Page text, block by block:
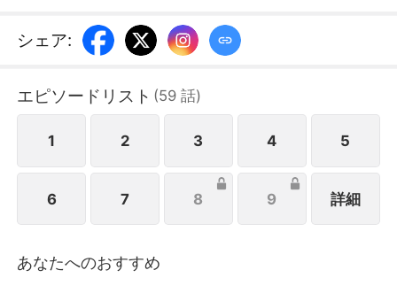
ため、優芽に契 約結婚を提案する。 こうして社長夫
人となった優芽は、佐藤家の お嬢様・冷奈に嫉妬さ
かし、優芽が困 難に直面するたびに、拓真が必ず現
れて彼女 を守ってくれる。そんな中で、二人の心の
距 離も徐々に縮まっていく――。
シェア:
エピソードリスト (59 話)
1 2 3 4 5
6 7 8 9 詳細
あなたへのおすすめ